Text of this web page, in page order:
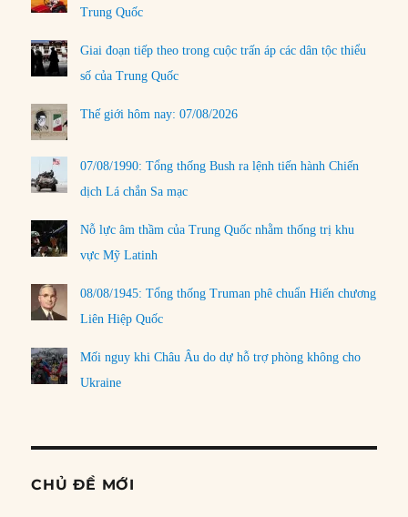
Trung Quốc
Giai đoạn tiếp theo trong cuộc trấn áp các dân tộc thiểu
số của Trung Quốc
Thế giới hôm nay: 07/08/2026
07/08/1990: Tổng thống Bush ra lệnh tiến hành Chiến
dịch Lá chắn Sa mạc
Nỗ lực âm thầm của Trung Quốc nhằm thống trị khu
vực Mỹ Latinh
08/08/1945: Tổng thống Truman phê chuẩn Hiến chương
Liên Hiệp Quốc
Mối nguy khi Châu Âu do dự hỗ trợ phòng không cho
Ukraine
CHỦ ĐỀ MỚI